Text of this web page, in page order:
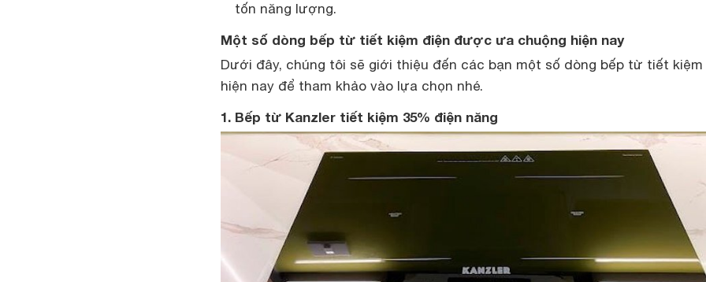
tốn năng lượng.
Một số dòng bếp từ tiết kiệm điện được ưa chuộng hiện nay
Dưới đây, chúng tôi sẽ giới thiệu đến các bạn một số dòng bếp từ tiết kiệm
hiện nay để tham khảo vào lựa chọn nhé.
1. Bếp từ Kanzler tiết kiệm 35% điện năng